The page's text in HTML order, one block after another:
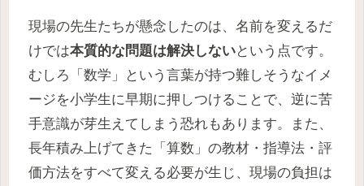
現場の先生たちが懸念したのは、名前を変えるだ
けでは本質的な問題は解決しないという点です。
むしろ「数学」という言葉が持つ難しそうなイメ
ージを小学生に早期に押しつけることで、逆に苦
手意識が芽生えてしまう恐れもあります。また、
長年積み上げてきた「算数」の教材・指導法・評
価方法をすべて変える必要が生じ、現場の負担は